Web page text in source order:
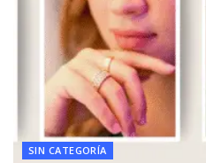
SIN CATEGORÍA